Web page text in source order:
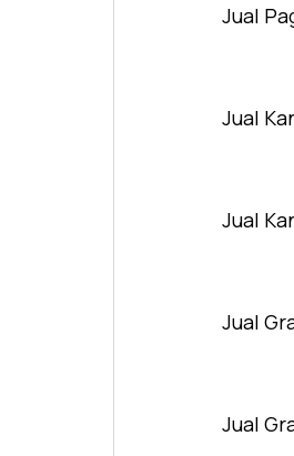
Jual
Jual
Jual
Jual
Jual